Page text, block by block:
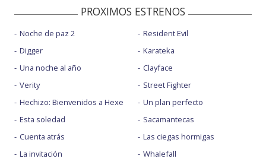
PROXIMOS ESTRENOS
Noche de paz 2
Digger
Una noche al año
Verity
Hechizo: Bienvenidos a Hexe
Esta soledad
Cuenta atrás
La invitación
Resident Evil
Karateka
Clayface
Street Fighter
Un plan perfecto
Sacamantecas
Las ciegas hormigas
Whalefall